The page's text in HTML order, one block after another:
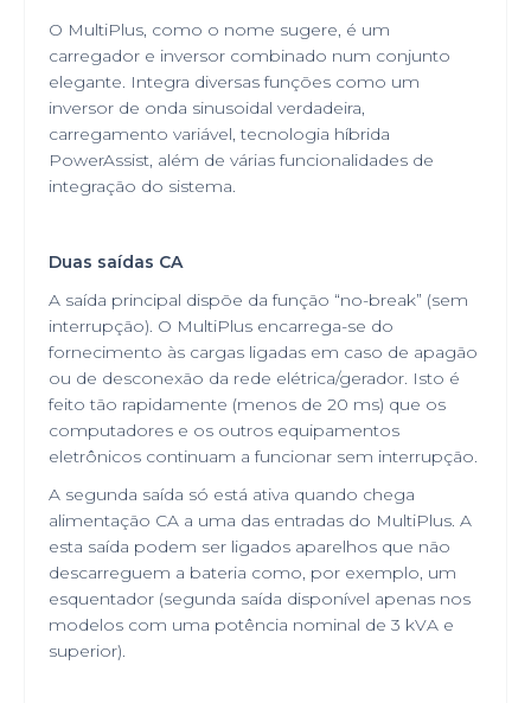
O MultiPlus, como o nome sugere, é um
carregador e inversor combinado num conjunto
elegante. Integra diversas funções como um
inversor de onda sinusoidal verdadeira,
carregamento variável, tecnologia híbrida
PowerAssist, além de várias funcionalidades de
integração do sistema.
Duas saídas CA
A saída principal dispõe da função “no-break” (sem
interrupção). O MultiPlus encarrega-se do
fornecimento às cargas ligadas em caso de apagão
ou de desconexão da rede elétrica/gerador. Isto é
feito tão rapidamente (menos de 20 ms) que os
computadores e os outros equipamentos
eletrônicos continuam a funcionar sem interrupção.
A segunda saída só está ativa quando chega
alimentação CA a uma das entradas do MultiPlus. A
esta saída podem ser ligados aparelhos que não
descarreguem a bateria como, por exemplo, um
esquentador (segunda saída disponível apenas nos
modelos com uma potência nominal de 3 kVA e
superior).